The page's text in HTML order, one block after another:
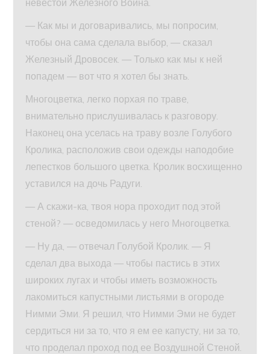
— Как мы и договаривались, мы попросим,
чтобы она сама сделала выбор, — сказал
Железный Дровосек. — Только как мы к ней
попадем — вот что я хотел бы знать.
Многоцветка, легко порхая по траве,
внимательно прислушивалась к разговору.
Наконец она уселась на траву возле Голубого
Кролика, расположив свои одежды наподобие
лепестков большого цветка. Кролик восхищенно
уставился на дочь Радуги.
— А скажи-ка, твоя нора проходит под этой
стеной? — осведомилась у него Многоцветка.
— Ну да, — отвечал Голубой Кролик. — Я
сделал два выхода — чтобы пастись в этих
широких лугах и чтобы иметь возможность
лакомиться капустными листьями в огороде
Нимми Эми. Я решил, что Нимми Эми не будет
сердиться ни за то, что я ем ее капусту, ни за то,
что проделал проход под ее Воздушной Стеной.